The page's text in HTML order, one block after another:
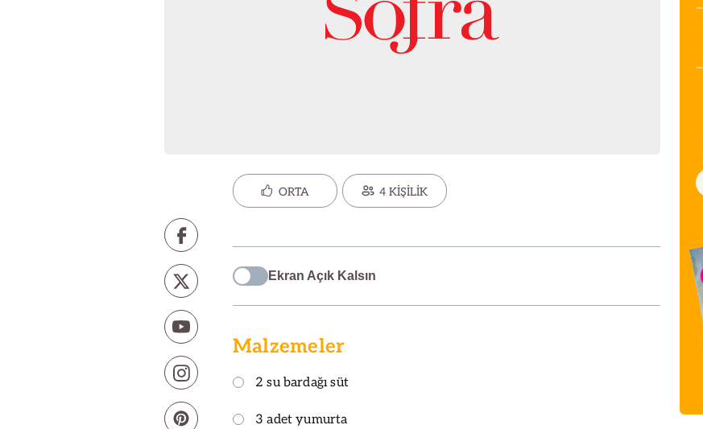
ORTA 4 KİŞİLİK
Ekran Açık Kalsın
Malzemeler
2 su bardağı süt
3 adet yumurta